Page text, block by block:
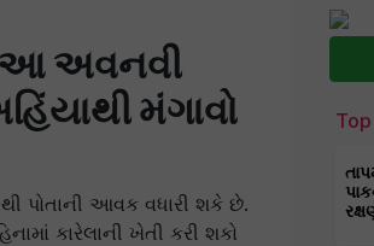
આ અવનવી
મંગાવો
પોતાની આવક વધારી શકે છે.
કારેલાની ખેતી કરી શકો